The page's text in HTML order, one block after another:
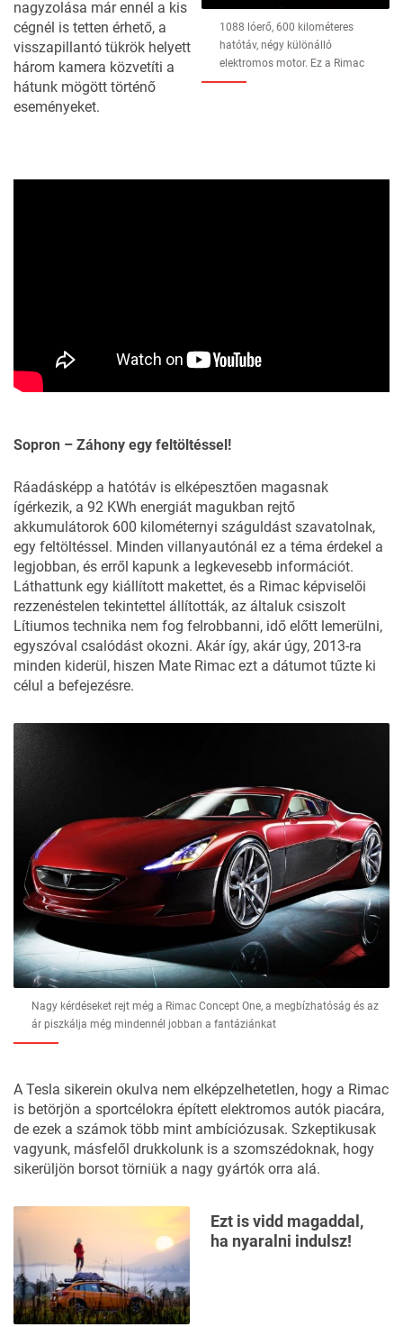
1088 lóerő, 600 kilométeres
hatótáv, négy különálló
elektromos motor. Ez a Rimac
nagyzolása már ennél a kis
cégnél is tetten érhető, a
visszapillantó tükrök helyett
három kamera közvetíti a
hátunk mögött történő
eseményeket.
Sopron – Záhony egy feltöltéssel!
Ráadásképp a hatótáv is elképesztően magasnak
ígérkezik, a 92 KWh energiát magukban rejtő
akkumulátorok 600 kilométernyi száguldást szavatolnak,
egy feltöltéssel. Minden villanyautónál ez a téma érdekel a
legjobban, és erről kapunk a legkevesebb információt.
Láthattunk egy kiállított makettet, és a Rimac képviselői
rezzenéstelen tekintettel állították, az általuk csiszolt
Lítiumos technika nem fog felrobbanni, idő előtt lemerülni,
egyszóval csalódást okozni. Akár így, akár úgy, 2013-ra
minden kiderül, hiszen Mate Rimac ezt a dátumot tűzte ki
célul a befejezésre.
Nagy kérdéseket rejt még a Rimac Concept One, a megbízhatóság és az
ár piszkálja még mindennél jobban a fantáziánkat
A Tesla sikerein okulva nem elképzelhetetlen, hogy a Rimac
is betörjön a sportcélokra épített elektromos autók piacára,
de ezek a számok több mint ambíciózusak. Szkeptikusak
vagyunk, másfelől drukkolunk is a szomszédoknak, hogy
sikerüljön borsot törniük a nagy gyártók orra alá.
Ezt is vidd magaddal,
ha nyaralni indulsz!